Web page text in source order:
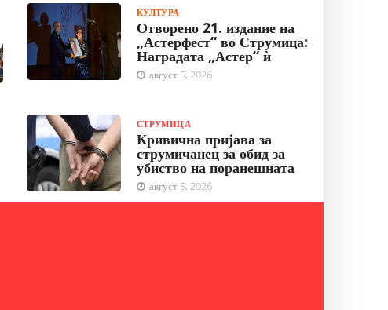
КУЛТУРА
Отворено 21. издание на
„Астерфест“ во Струмица:
Наградата „Астер“ ѝ
август 5, 2026
СТРУМИЦА
Кривична пријава за
струмичанец за обид за
убиство на поранешната
август 5, 2026